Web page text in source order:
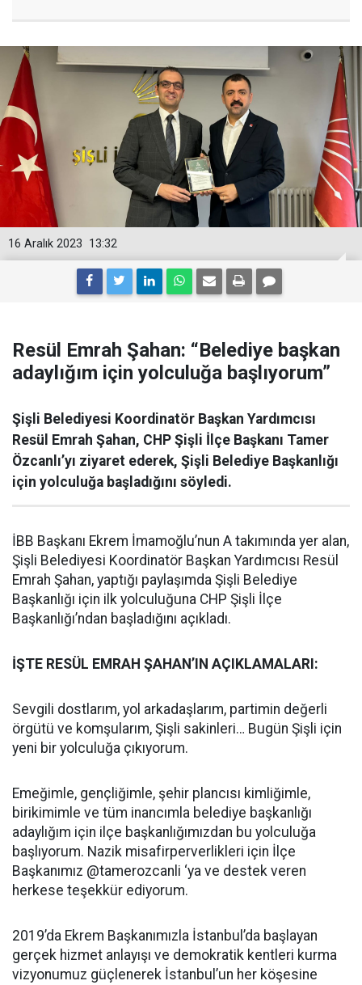
13:32
16 Aralık 2023
Resül Emrah Şahan: “Belediye başkan
adaylığım için yolculuğa başlıyorum”
Şişli Belediyesi Koordinatör Başkan Yardımcısı
Resül Emrah Şahan, CHP Şişli İlçe Başkanı Tamer
Özcanlı’yı ziyaret ederek, Şişli Belediye Başkanlığı
için yolculuğa başladığını söyledi.
İBB Başkanı Ekrem İmamoğlu’nun A takımında yer alan,
Şişli Belediyesi Koordinatör Başkan Yardımcısı Resül
Emrah Şahan, yaptığı paylaşımda Şişli Belediye
Başkanlığı için ilk yolculuğuna CHP Şişli İlçe
Başkanlığı’ndan başladığını açıkladı.
İŞTE RESÜL EMRAH ŞAHAN’IN AÇIKLAMALARI:
Sevgili dostlarım, yol arkadaşlarım, partimin değerli
örgütü ve komşularım, Şişli sakinleri… Bugün Şişli için
yeni bir yolculuğa çıkıyorum.
Emeğimle, gençliğimle, şehir plancısı kimliğimle,
birikimimle ve tüm inancımla belediye başkanlığı
adaylığım için ilçe başkanlığımızdan bu yolculuğa
başlıyorum. Nazik misafirperverlikleri için İlçe
Başkanımız @tamerozcanli ‘ya ve destek veren
herkese teşekkür ediyorum.
2019’da Ekrem Başkanımızla İstanbul’da başlayan
gerçek hizmet anlayışı ve demokratik kentleri kurma
vizyonumuz güçlenerek İstanbul’un her köşesine